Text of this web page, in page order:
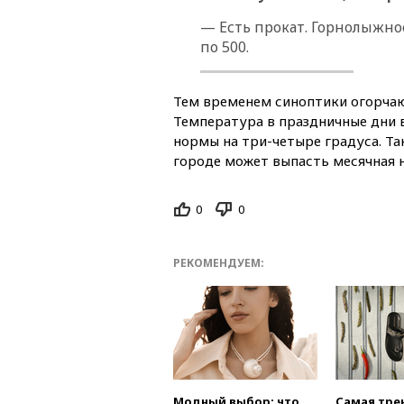
— Есть прокат.
по 500.​
Тем временем синоптики
Температура в праздничные
нормы на три-четыре градуса.
городе может выпасть месячная
0 0
РЕКОМЕНДУЕМ: